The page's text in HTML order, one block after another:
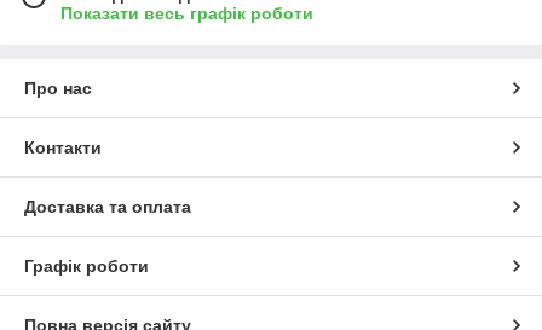
Показати весь графік роботи
Про нас
Контакти
Доставка та оплата
Графік роботи
Повна версія сайту